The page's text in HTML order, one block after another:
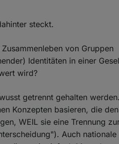
steckt.
von Gruppen
Identitäten in einer
wird?
getrennt gehalten
Konzepten basieren, die
WEIL sie eine Trennung
Auch nationale